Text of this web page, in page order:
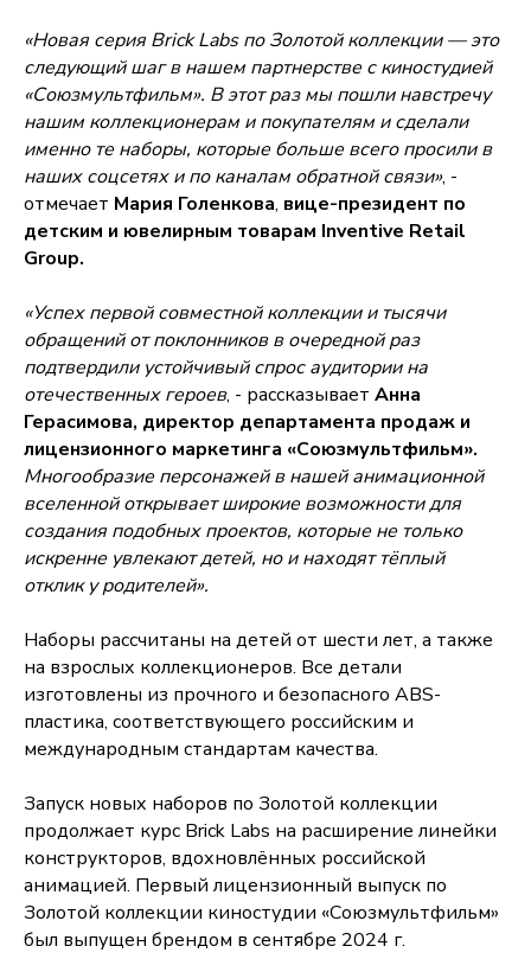
«Новая серия Brick Labs по Золотой коллекции — это
следующий шаг в нашем партнерстве с киностудией
«Союзмультфильм». В этот раз мы пошли навстречу
нашим коллекционерам и покупателям и сделали
именно те наборы, которые больше всего просили в
наших соцсетях и по каналам обратной связи», -
отмечает Мария Голенкова, вице-президент по
детским и ювелирным товарам Inventive Retail
Group.
«Успех первой совместной коллекции и тысячи
обращений от поклонников в очередной раз
подтвердили устойчивый спрос аудитории на
отечественных героев, - рассказывает Анна
Герасимова, директор департамента продаж и
лицензионного маркетинга «Союзмультфильм».
Многообразие персонажей в нашей анимационной
вселенной открывает широкие возможности для
создания подобных проектов, которые не только
искренне увлекают детей, но и находят тёплый
отклик у родителей».
Наборы рассчитаны на детей от шести лет, а также
на взрослых коллекционеров. Все детали
изготовлены из прочного и безопасного ABS-
пластика, соответствующего российским и
международным стандартам качества.
Запуск новых наборов по Золотой коллекции
продолжает курс Brick Labs на расширение линейки
конструкторов, вдохновлённых российской
анимацией. Первый лицензионный выпуск по
Золотой коллекции киностудии «Союзмультфильм»
был выпущен брендом в сентябре 2024 г.